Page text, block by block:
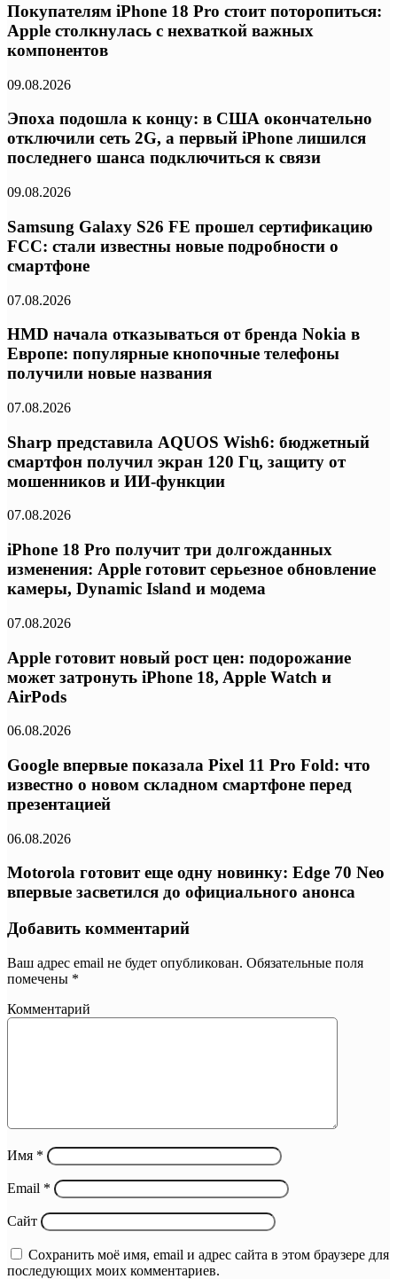
Покупателям iPhone 18 Pro стоит поторопиться:
Apple столкнулась с нехваткой важных
компонентов
09.08.2026
Эпоха подошла к концу: в США окончательно
отключили сеть 2G, а первый iPhone лишился
последнего шанса подключиться к связи
09.08.2026
Samsung Galaxy S26 FE прошел сертификацию
FCC: стали известны новые подробности о
смартфоне
07.08.2026
HMD начала отказываться от бренда Nokia в
Европе: популярные кнопочные телефоны
получили новые названия
07.08.2026
Sharp представила AQUOS Wish6: бюджетный
смартфон получил экран 120 Гц, защиту от
мошенников и ИИ-функции
07.08.2026
iPhone 18 Pro получит три долгожданных
изменения: Apple готовит серьезное обновление
камеры, Dynamic Island и модема
07.08.2026
Apple готовит новый рост цен: подорожание
может затронуть iPhone 18, Apple Watch и
AirPods
06.08.2026
Google впервые показала Pixel 11 Pro Fold: что
известно о новом складном смартфоне перед
презентацией
06.08.2026
Motorola готовит еще одну новинку: Edge 70 Neo
впервые засветился до официального анонса
Добавить комментарий
Ваш адрес email не будет опубликован. Обязательные поля
помечены *
Комментарий
Имя *
Email *
Сайт
Сохранить моё имя, email и адрес сайта в этом браузере для
последующих моих комментариев.